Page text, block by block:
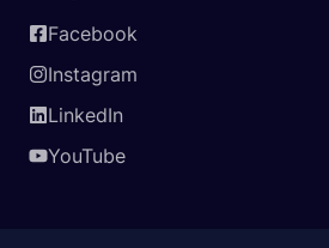
Facebook
Instagram
LinkedIn
YouTube